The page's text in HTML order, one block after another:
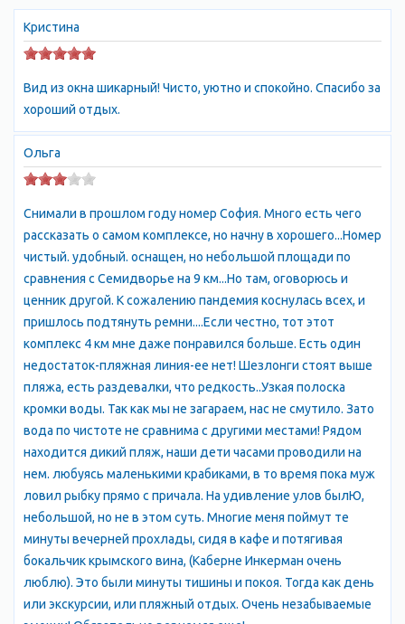
Ιωάννου "Св. Иоанна", укр. Аян, крымско-тат. Ayan, Аян)
—упразднённое село
районе Республики Крым, располагавшееся на юго-востоке
района, на территории нынешнего Добровского сельсовета.
ущелье, недалеко от одноимённого источника —
начала Салгира. Но сейчас так назван кусочек земли на Южном
берегу Крыма, расположенный у моря, всего в 4 км от Алушты
по Судакской трассе. Здесь и расположились апартаменты, в
пригороде Алушты, в завораживающе красивой бухте
урочища Аян-Дере.
Это- уникальный жилой комплекс, воплощающий лучшие
черты французской ривьеры на родном Крымском побережье.
Комплекс расположен на участке площадью 15 га - когда
спадает полуденный зной, можно играть в бадминтон на
тенистых аллеях или кататься на велосипеде, гулять,
наслаждаясь ароматом цветов и пением птиц, или читать
книгу на собственном пляже комплекса, где Вас не
потревожит ни один посторонний.
ИНФРАСТРУКТУРА
Собственный пляж
Бесплатная охраняемая парковка
Круглосуточная охрана
Холодная и горячая вода, электричество подаются
круглосуточно и бесперебойно.
Рядом расположен кооператив Дельфин.
До набережной Алушты можно дойди по берегу моря за 30
Кристина
Вид из окна шикарный! Чисто, уютно и спокойно. Спасибо за
хороший отдых.
Ольга
Снимали в прошлом году номер София. Много есть чего
рассказать о самом комплексе, но начну в хорошего...Номер
чистый. удобный. оснащен, но небольшой площади по
сравнения с Семидворье на 9 км...Но там, оговорюсь и
ценник другой. К сожалению пандемия коснулась всех, и
пришлось подтянуть ремни....Если честно, тот этот
комплекс 4 км мне даже понравился больше. Есть один
недостаток-пляжная линия-ее нет! Шезлонги стоят выше
пляжа, есть раздевалки, что редкость..Узкая полоска
кромки воды. Так как мы не загараем, нас не смутило. Зато
вода по чистоте не сравнима с другими местами! Рядом
находится дикий пляж, наши дети часами проводили на
нем. любуясь маленькими крабиками, в то время пока муж
ловил рыбку прямо с причала. На удивление улов былЮ,
небольшой, но не в этом суть. Многие меня поймут те
минуты вечерней прохлады, сидя в кафе и потягивая
бокальчик крымского вина, (Каберне Инкерман очень
люблю). Это были минуты тишины и покоя. Тогда как день
или экскурсии, или пляжный отдых. Очень незабываемые